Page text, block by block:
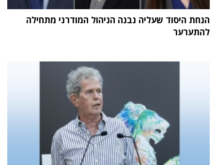
הנחת היסוד שעליה נבנה הניהול המודרני מתחילה
להתערער